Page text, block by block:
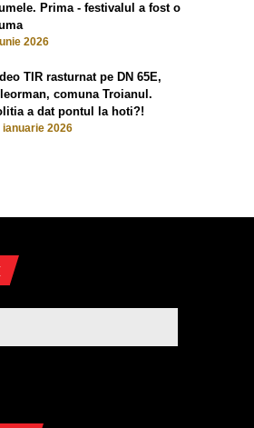
Prima - festivalul a fost o
2026
TIR rasturnat pe DN 65E,
comuna Troianul.
a dat pontul la hoti?!
ianuarie 2026